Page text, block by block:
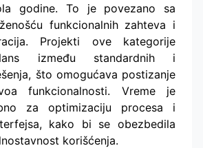
godine. To je povezano sa
funkcionalnih zahteva i
Projekti ove kategorije
između standardnih i
što omogućava postizanje
funkcionalnosti. Vreme je
za optimizaciju procesa i
kako bi se obezbedila
korišćenja.